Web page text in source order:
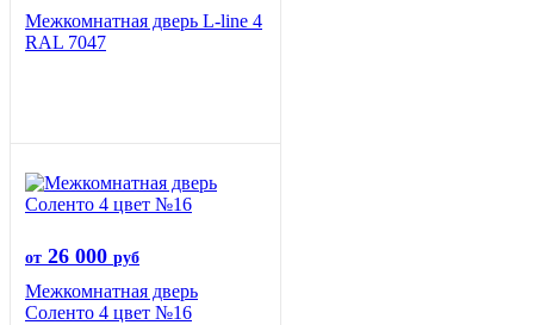
Межкомнатная дверь L-line 4
RAL 7047
от 26 000 руб
Межкомнатная дверь
Соленто 4 цвет №16